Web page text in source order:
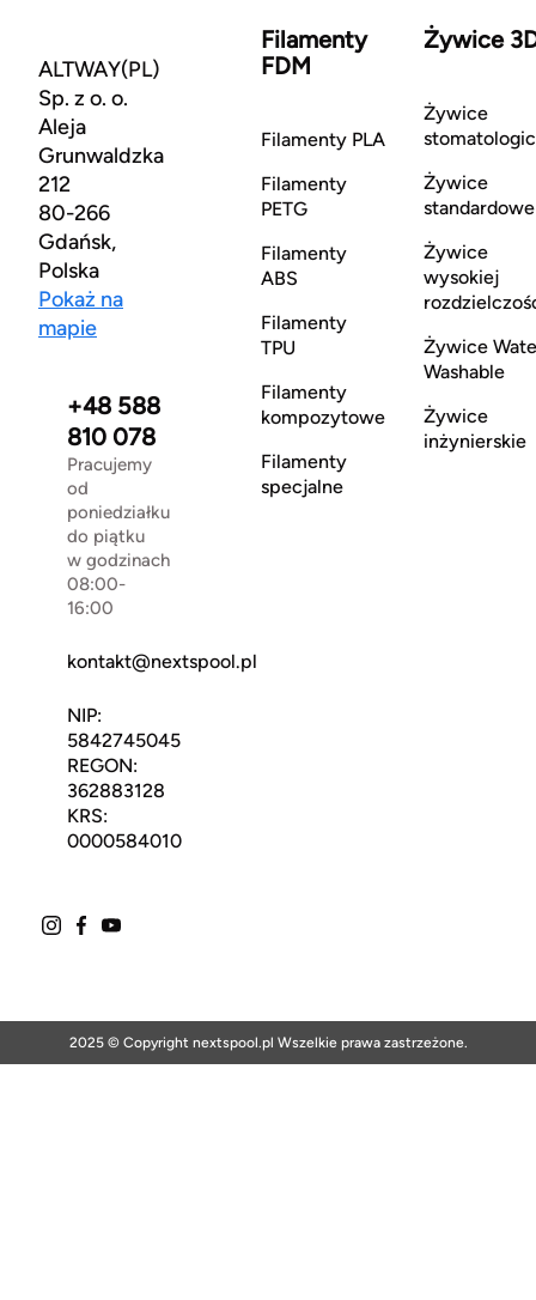
ALTWAY(PL)
Sp. z o. o.
Aleja
Grunwaldzka
212
80-266
Gdańsk,
Polska
Pokaż na
mapie
+48 588
810 078
Pracujemy
od
poniedziałku
do piątku
w godzinach
08:00-
16:00
kontakt@nextspool.pl
NIP:
5842745045
REGON:
362883128
KRS:
0000584010
Filamenty
FDM
Filamenty PLA
Filamenty
PETG
Filamenty
ABS
Filamenty
TPU
Filamenty
kompozytowe
Filamenty
specjalne
Żywice
Żywice
Żywice
standardowe
Żywice
wysokiej
Żywice
Washable
Żywice
inżynierskie